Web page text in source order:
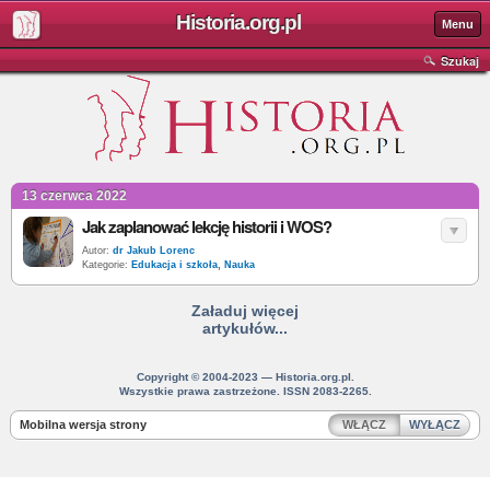
Historia.org.pl Menu
Szukaj
13 czerwca 2022
Jak zaplanować lekcję historii i WOS?
Autor: dr Jakub Lorenc
Kategorie: Edukacja i szkoła, Nauka
Załaduj więcej
artykułów...
Copyright © 2004-2023 — Historia.org.pl.
Wszystkie prawa zastrzeżone. ISSN 2083-2265.
Mobilna wersja strony WŁĄCZ WYŁĄCZ